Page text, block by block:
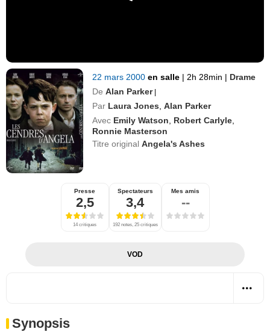
22 mars 2000en salle | 2h 28min | Drame
De Alan Parker |
Par Laura Jones ,Alan Parker
Avec Emily Watson Robert Carlyle
Ronnie Masterson
Titre originalAngela's Ashes
Presse
2,5
14 critiques
Spectateurs
3,4
192 notes, 25 critiques
Mes amis
--
VOD
Synopsis